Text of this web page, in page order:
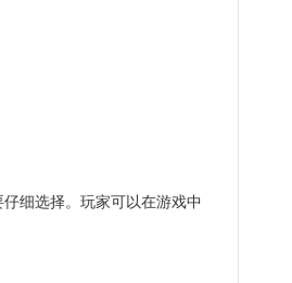
细选择。玩家可以在游戏中